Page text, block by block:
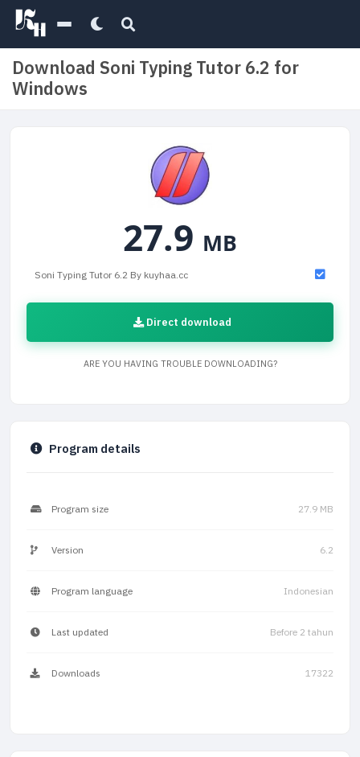
Download Soni Typing Tutor 6.2 for
Windows
27.9 MB
Soni Typing Tutor 6.2 By kuyhaa.cc
Direct download
ARE YOU HAVING TROUBLE DOWNLOADING?
Program details
Program size 27.9 MB
Version 6.2
Program language Indonesian
Last updated Before 2 tahun
Downloads 17322